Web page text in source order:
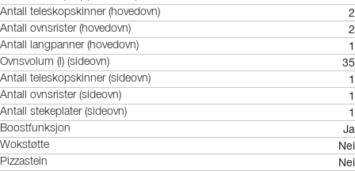
Antall teleskopskinner (hovedovn) 2
Antall ovnsrister (hovedovn) 2
Antall langpanner (hovedovn) 1
Ovnsvolum (l) (sideovn) 35
Antall teleskopskinner (sideovn) 1
Antall ovnsrister (sideovn) 1
Antall stekeplater (sideovn) 1
Boostfunksjon Ja
Wokstøtte Nei
Pizzastein Nei